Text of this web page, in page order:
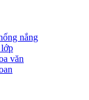
nắng
văn